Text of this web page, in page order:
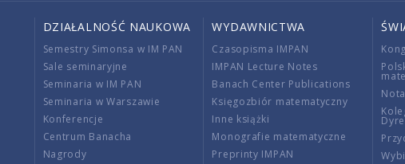
DZIAŁALNOŚĆ NAUKOWA
Semestry Simonsa w IM PAN
Sale seminaryjne
Seminaria w IM PAN
Seminaria w Warszawie
Konferencje
Centrum Banacha
Nagrody
WYDAWNICTWA
Czasopisma IMPAN
IMPAN Lecture Notes
Banach Center Publications
Księgozbiór matematyczny
Inne książki
Monografie matematyczne
Preprinty IMPAN